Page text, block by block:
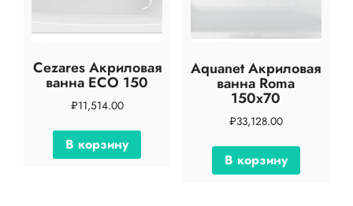
Cezares Акриловая
ванна ECO 150
₽11,514.00
В корзину
Aquanet Акриловая
ванна Roma
150х70
₽33,128.00
В корзину